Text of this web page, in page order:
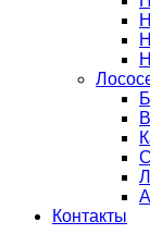
Контакты